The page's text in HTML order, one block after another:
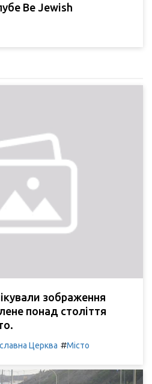
Be Jewish
зображення
понад століття
Церква #Місто